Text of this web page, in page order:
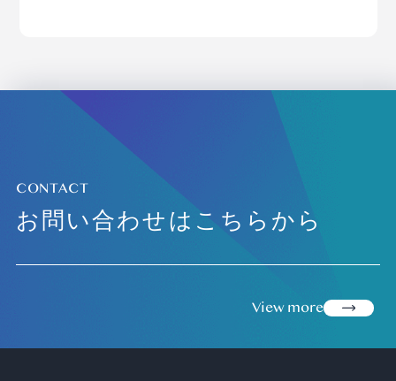
CONTACT
お問い合わせはこちらから
view more